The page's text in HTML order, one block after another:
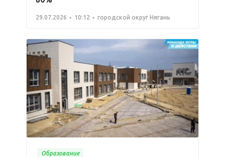
29.07.2026 10:12 городской округ Нягань
Образование